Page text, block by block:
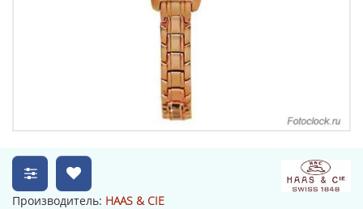
Производитель: HAAS & CIE